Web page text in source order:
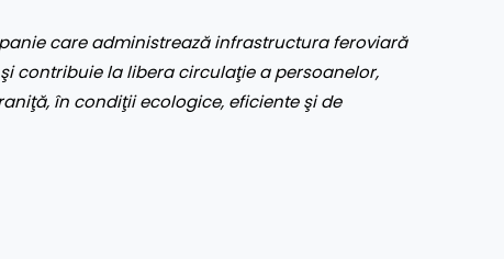
care administrează infrastructura feroviară
contribuie la libera circulaţie a persoanelor,
în condiţii ecologice, eficiente şi de